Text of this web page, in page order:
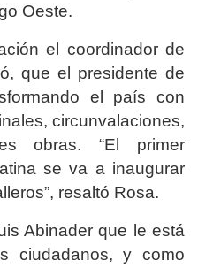
Oeste.
el coordinador de
que el presidente de
el país con
circunvalaciones,
obras. “El primer
se va a inaugurar
resaltó Rosa.
Abinader que le está
ciudadanos, y como